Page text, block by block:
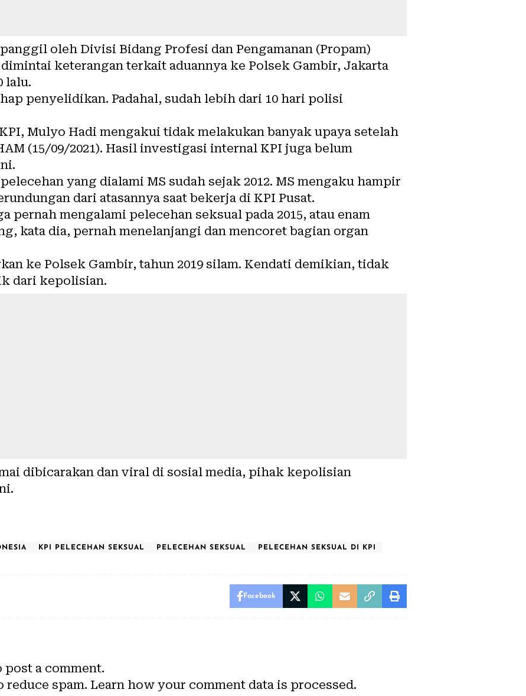
oleh Divisi Bidang Profesi dan Pengamanan (Propam)
keterangan terkait aduannya ke Polsek Gambir, Jakarta
lalu.
penyelidikan. Padahal, sudah lebih dari 10 hari polisi
Mulyo Hadi mengakui tidak melakukan banyak upaya setelah
(15/09/2021). Hasil investigasi internal KPI juga belum
yang dialami MS sudah sejak 2012. MS mengaku hampir
dari atasannya saat bekerja di KPI Pusat.
pernah mengalami pelecehan seksual pada 2015, atau enam
kata dia, pernah menelanjangi dan mencoret bagian organ
ke Polsek Gambir, tahun 2019 silam. Kendati demikian, tidak
dari kepolisian.
dibicarakan dan viral di sosial media, pihak kepolisian
KPI PELECEHAN SEKSUAL PELECEHAN SEKSUAL PELECEHAN SEKSUAL DI KPI
Facebook
post a comment.
reduce spam. Learn how your comment data is processed.